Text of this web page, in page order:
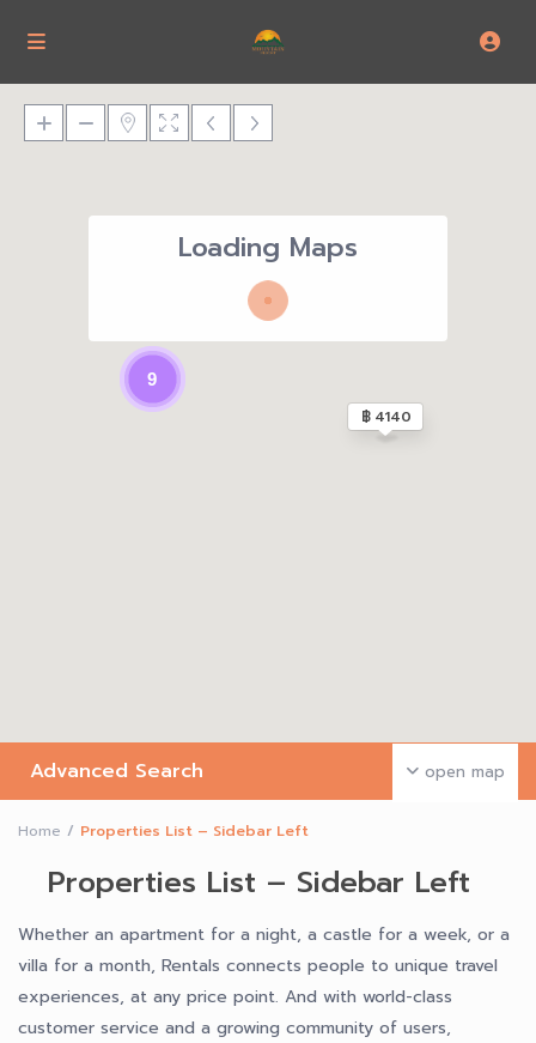
฿ 4140
9
Loading Maps
open map
Advanced Search
Home Properties List – Sidebar Left
Properties List – Sidebar Left
Whether an apartment for a night, a castle for a week, or a
villa for a month, Rentals connects people to unique travel
experiences, at any price point. And with world-class
customer service and a growing community of users,